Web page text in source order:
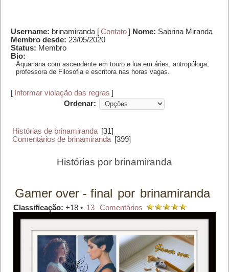
Username: brinamiranda [Contato] Nome: Sabrina Miranda
Membro desde: 23/05/2020
Status: Membro
Bio:
Aquariana com ascendente em touro e lua em áries, antropóloga,
professora de Filosofia e escritora nas horas vagas.
[ Informar violação das regras ]
Ordenar:
Histórias de brinamiranda [31]
Comentários de brinamiranda [399]
Histórias por brinamiranda
Gamer over - final por brinamiranda
Classificação: +18 • 13 Comentários